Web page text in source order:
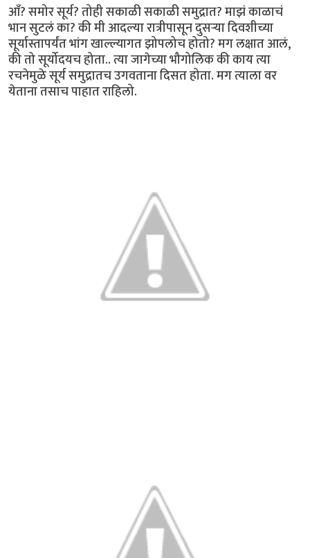
आँ? समोर सूर्य? तोही सकाळी सकाळी समुद्रात? माझं काळाचं
भान सुटलं का? की मी आदल्या रात्रीपासून दुसर्‍या दिवशीच्या
सूर्यास्तापर्यंत भांग खाल्ल्यागत झोपलोच होतो? मग लक्षात आलं,
की तो सूर्योदयच होता.. त्या जागेच्या भौगोलिक की काय त्या
रचनेमुळे सूर्य समुद्रातच उगवताना दिसत होता. मग त्याला वर
येताना तसाच पाहात राहिलो.